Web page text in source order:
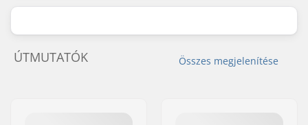
Összes megjelenítése
ÚTMUTATÓK